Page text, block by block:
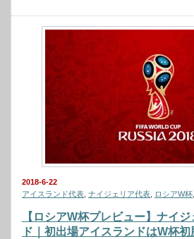
2018-6-22
アイスランド代表 ナイジェリア代表 ロシアW杯
【ロシアW杯プレビュー】ナイ
ド｜初出場アイスランドはW杯